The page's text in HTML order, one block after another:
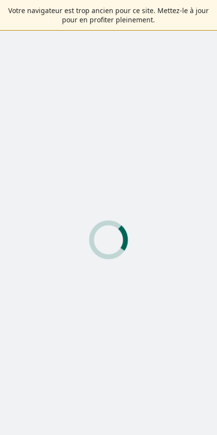
Votre navigateur est trop ancien pour ce site. Mettez-le à jour
pour en profiter pleinement.